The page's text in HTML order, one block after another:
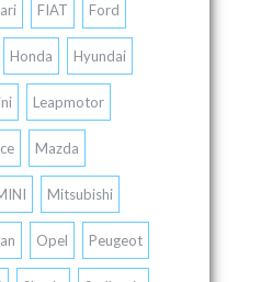
FIAT Ford
Honda Hyundai
Leapmotor
Mazda
Mitsubishi
Opel Peugeot